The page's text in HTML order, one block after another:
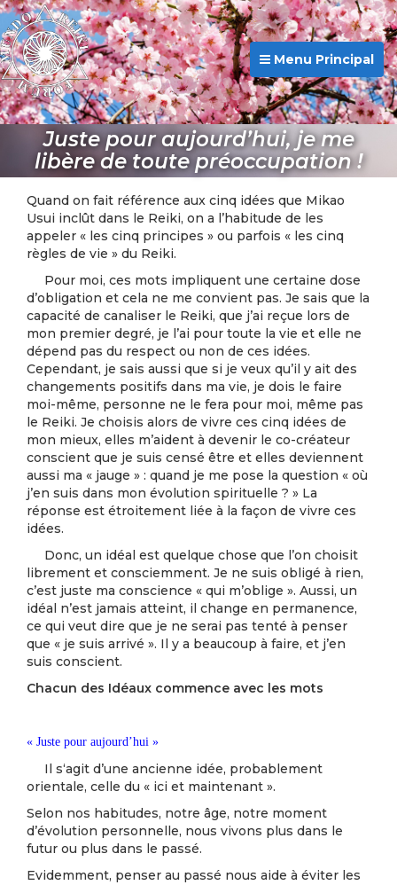
Menu Principal
Juste pour aujourd’hui, je me
libère de toute préoccupation !
Quand on fait référence aux cinq idées que Mikao
Usui inclût dans le Reiki, on a l’habitude de les
appeler « les cinq principes » ou parfois « les cinq
règles de vie » du Reiki.
Pour moi, ces mots impliquent une certaine dose
d’obligation et cela ne me convient pas. Je sais que la
capacité de canaliser le Reiki, que j’ai reçue lors de
mon premier degré, je l’ai pour toute la vie et elle ne
dépend pas du respect ou non de ces idées.
Cependant, je sais aussi que si je veux qu’il y ait des
changements positifs dans ma vie, je dois le faire
moi-même, personne ne le fera pour moi, même pas
le Reiki. Je choisis alors de vivre ces cinq idées de
mon mieux, elles m’aident à devenir le co-créateur
conscient que je suis censé être et elles deviennent
aussi ma « jauge » : quand je me pose la question « où
j’en suis dans mon évolution spirituelle ? » La
réponse est étroitement liée à la façon de vivre ces
idées.
Donc, un idéal est quelque chose que l’on choisit
librement et consciemment. Je ne suis obligé à rien,
c’est juste ma conscience « qui m’oblige ». Aussi, un
idéal n’est jamais atteint, il change en permanence,
ce qui veut dire que je ne serai pas tenté à penser
que « je suis arrivé ». Il y a beaucoup à faire, et j’en
suis conscient.
Chacun des Idéaux commence avec les mots
« Juste pour aujourd’hui »
Il s‘agit d’une ancienne idée, probablement
orientale, celle du « ici et maintenant ».
Selon nos habitudes, notre âge, notre moment
d’évolution personnelle, nous vivons plus dans le
futur ou plus dans le passé.
Evidemment, penser au passé nous aide à éviter les